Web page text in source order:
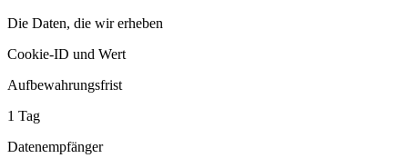
Die Daten, die wir erheben
Cookie-ID und Wert
Aufbewahrungsfrist
1 Tag
Datenempfänger